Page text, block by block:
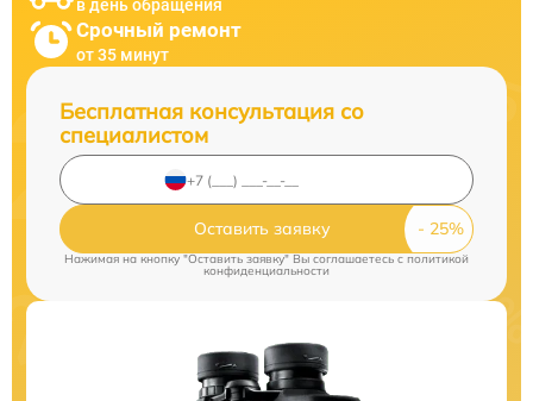
в день обращения
Срочный ремонт
от 35 минут
Бесплатная консультация со
специалистом
Оставить заявку
Нажимая на кнопку "Оставить заявку" Вы соглашаетесь cполитикой
конфиденциальности